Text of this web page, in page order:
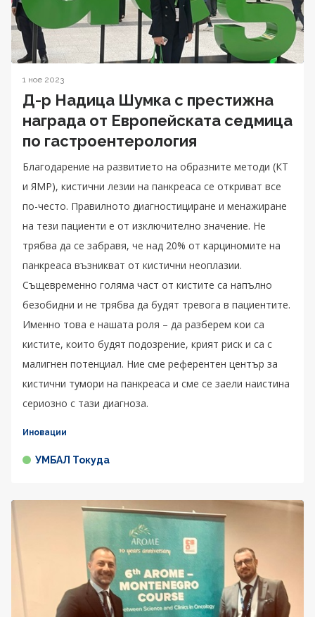
1 ное 2023
Д-р Надица Шумка с престижна
награда от Европейската седмица
по гастроентерология
Благодарение на развитието на образните методи (КТ
и ЯМР), кистични лезии на панкреаса се откриват все
по-често. Правилното диагностициране и менажиране
на тези пациенти е от изключително значение. Не
трябва да се забравя, че над 20% от карциномите на
панкреаса възникват от кистични неоплазии.
Същевременно голяма част от кистите са напълно
безобидни и не трябва да будят тревога в пациентите.
Именно това е нашата роля – да разберем кои са
кистите, които будят подозрение, крият риск и са с
малигнен потенциал. Ние сме референтен център за
кистични тумори на панкреаса и сме се заели наистина
сериозно с тази диагноза.
Иновации
УМБАЛ Токуда